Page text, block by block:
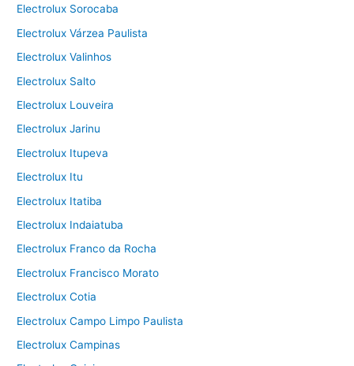
Electrolux Sorocaba
Electrolux Várzea Paulista
Electrolux Valinhos
Electrolux Salto
Electrolux Louveira
Electrolux Jarinu
Electrolux Itupeva
Electrolux Itu
Electrolux Itatiba
Electrolux Indaiatuba
Electrolux Franco da Rocha
Electrolux Francisco Morato
Electrolux Cotia
Electrolux Campo Limpo Paulista
Electrolux Campinas